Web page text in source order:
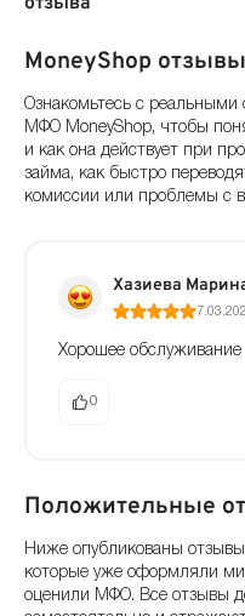
По оценке
MoneyShop
Ознакомьтесь с
МФО MoneyShop, чтобы
и как она действует при
займа, как быстро
комиссии или проблемы с
Хазиева
Хорошее обслуживание
0
Положительные
Ниже опубликованы отзывы
которые уже оформляли
оценили МФО. Все отзывы